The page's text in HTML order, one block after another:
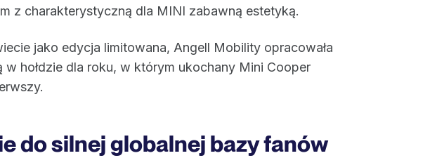
z charakterystyczną dla MINI zabawną estetyką.
jako edycja limitowana, Angell Mobility opracowała
hołdzie dla roku, w którym ukochany Mini Cooper
do silnej globalnej bazy fanów